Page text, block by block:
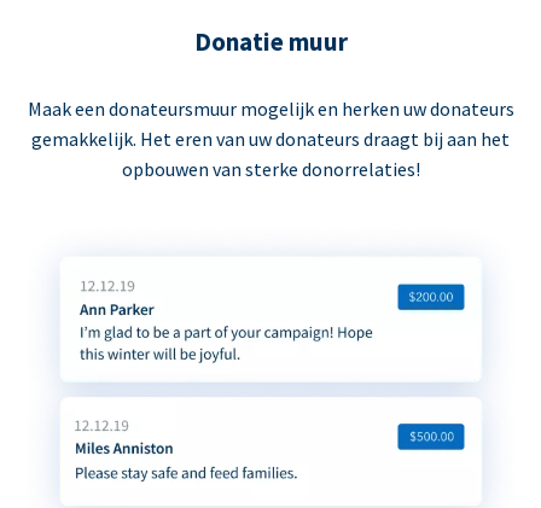
Donatie muur
Maak een donateursmuur mogelijk en herken uw donateurs
gemakkelijk. Het eren van uw donateurs draagt bij aan het
opbouwen van sterke donorrelaties!